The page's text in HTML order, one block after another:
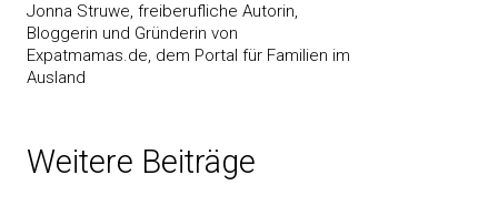
Jonna Struwe, freiberufliche Autorin,
Bloggerin und Gründerin von
Expatmamas.de, dem Portal für Familien im
Ausland
Weitere Beiträge